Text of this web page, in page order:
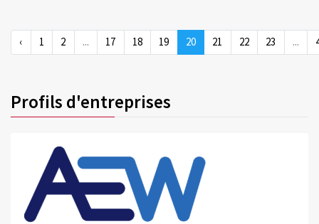
‹ 1 2 ... 17 18 19 20 21 22 23 ...
Profils d'entreprises